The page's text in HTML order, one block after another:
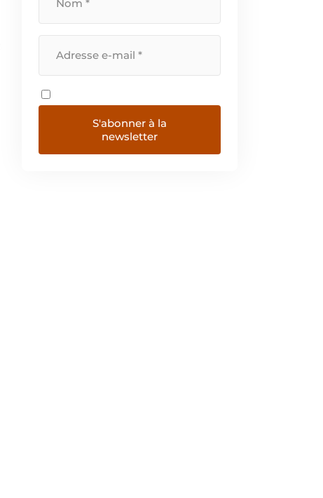
S'abonner à la
newsletter